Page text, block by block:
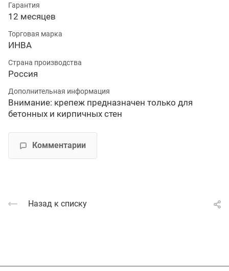
Гарантия
12 месяцев
Торговая марка
ИНВА
Страна производства
Россия
Дополнительная информация
Внимание: крепеж предназначен только для
бетонных и кирпичных стен
Комментарии
Назад к списку